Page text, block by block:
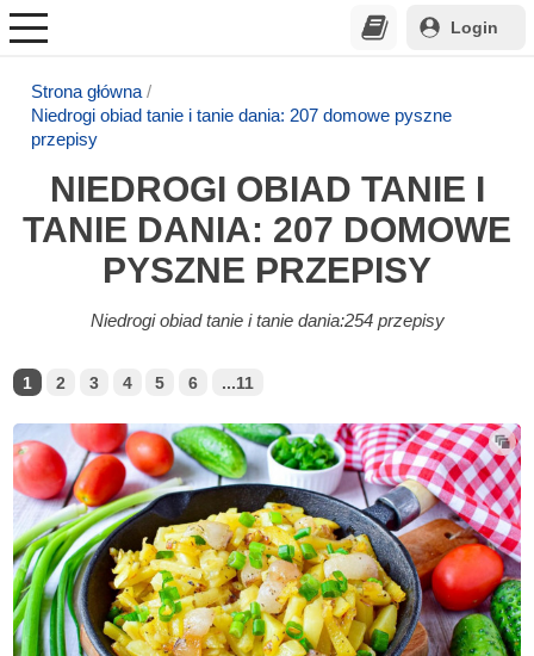
Login
Strona główna
Niedrogi obiad tanie i tanie dania: 207 domowe pyszne
przepisy
NIEDROGI OBIAD TANIE I
TANIE DANIA: 207 DOMOWE
PYSZNE PRZEPISY
Niedrogi obiad tanie i tanie dania:254 przepisy
1 2 3 4 5 6 ...11